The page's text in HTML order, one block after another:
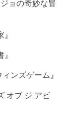
ョの奇妙な冒
ンズゲーム』
オブ ジ アビ